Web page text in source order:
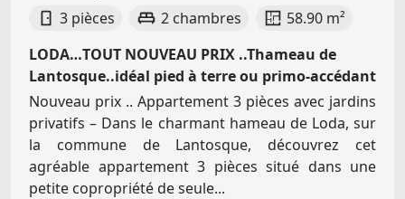
3 pièces 2 chambres
58.90 m²
LODA…TOUT NOUVEAU PRIX ..Thameau de
Lantosque..idéal pied à terre ou primo-accédant
Nouveau prix .. Appartement 3 pièces avec jardins
privatifs – Dans le charmant hameau de Loda, sur
la commune de Lantosque, découvrez cet
agréable appartement 3 pièces situé dans une
petite copropriété de seule...